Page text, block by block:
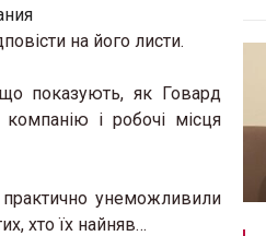
на його листи.
що показують, як Говард
і робочі місця
унеможливили
хто їх найняв…